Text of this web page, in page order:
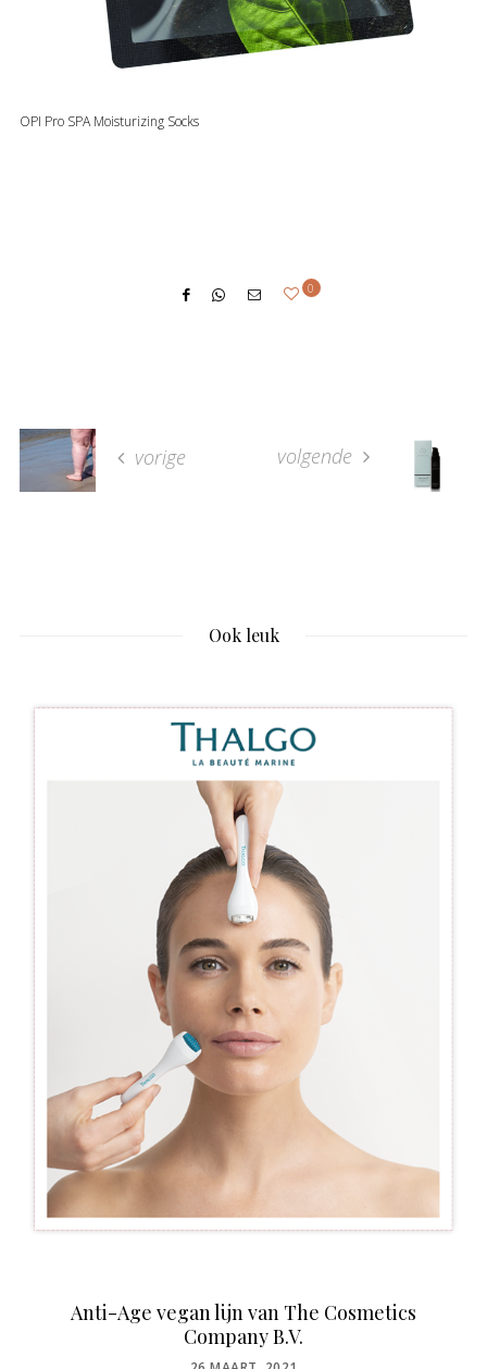
OPI Pro SPA Moisturizing Socks
0
vorige volgende
Ook leuk
Anti-Age vegan lijn van The Cosmetics
Company B.V.